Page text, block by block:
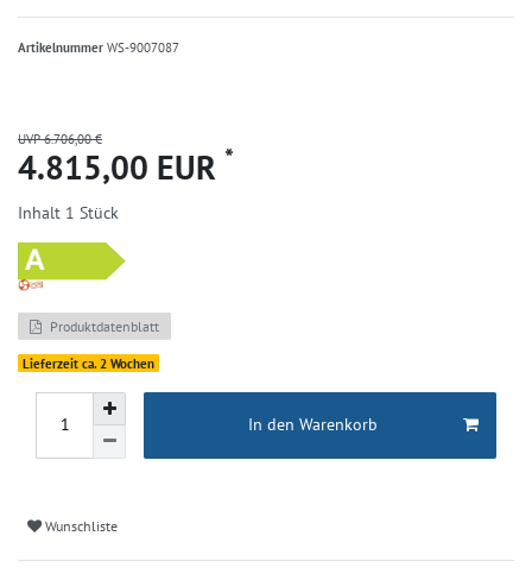
Artikelnummer WS-9007087
UVP 6.706,00 €
4.815,00 EUR *
Inhalt 1 Stück
Produktdatenblatt
Lieferzeit ca. 2 Wochen
In den Warenkorb
Wunschliste